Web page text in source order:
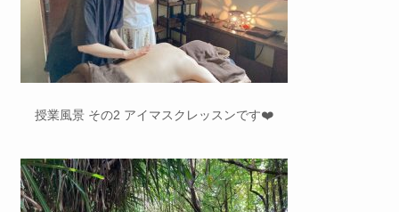
授業風景 その2 アイマスクレッスンです❤️